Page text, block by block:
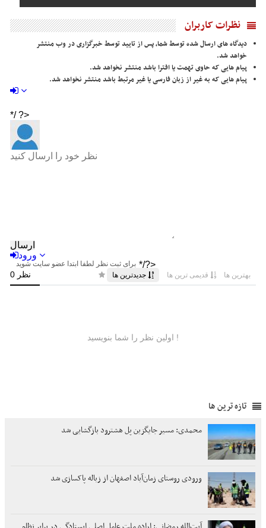
نظرات کاربران
دیدگاه های ارسال شده توسط شما، پس از تایید توسط خبرگزاری در وب منتشر
خواهد شد.
پیام هایی که حاوی تهمت یا افترا باشد منتشر نخواهد شد.
پیام هایی که به غیر از زبان فارسی یا غیر مرتبط باشد منتشر نخواهد شد.
تازه ترین ها
محمدی: مسیر جایگزین پل هشترود بازگشایی شد
ورودی روستای زمان‌آباد اصفهان از زباله پاکسازی شد